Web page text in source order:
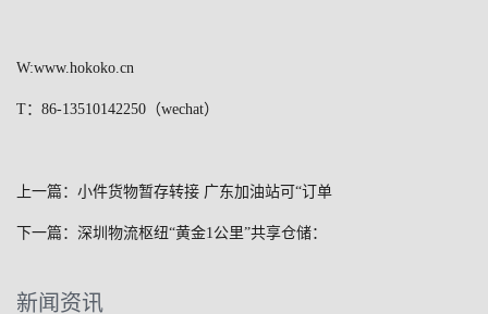
W:www.hokoko.cn
T： 86-13510142250 （wechat）
上一篇：小件货物暂存转接 广东加油站可“订单
下一篇：深圳物流枢纽“黄金1公里”共享仓储：
新闻资讯